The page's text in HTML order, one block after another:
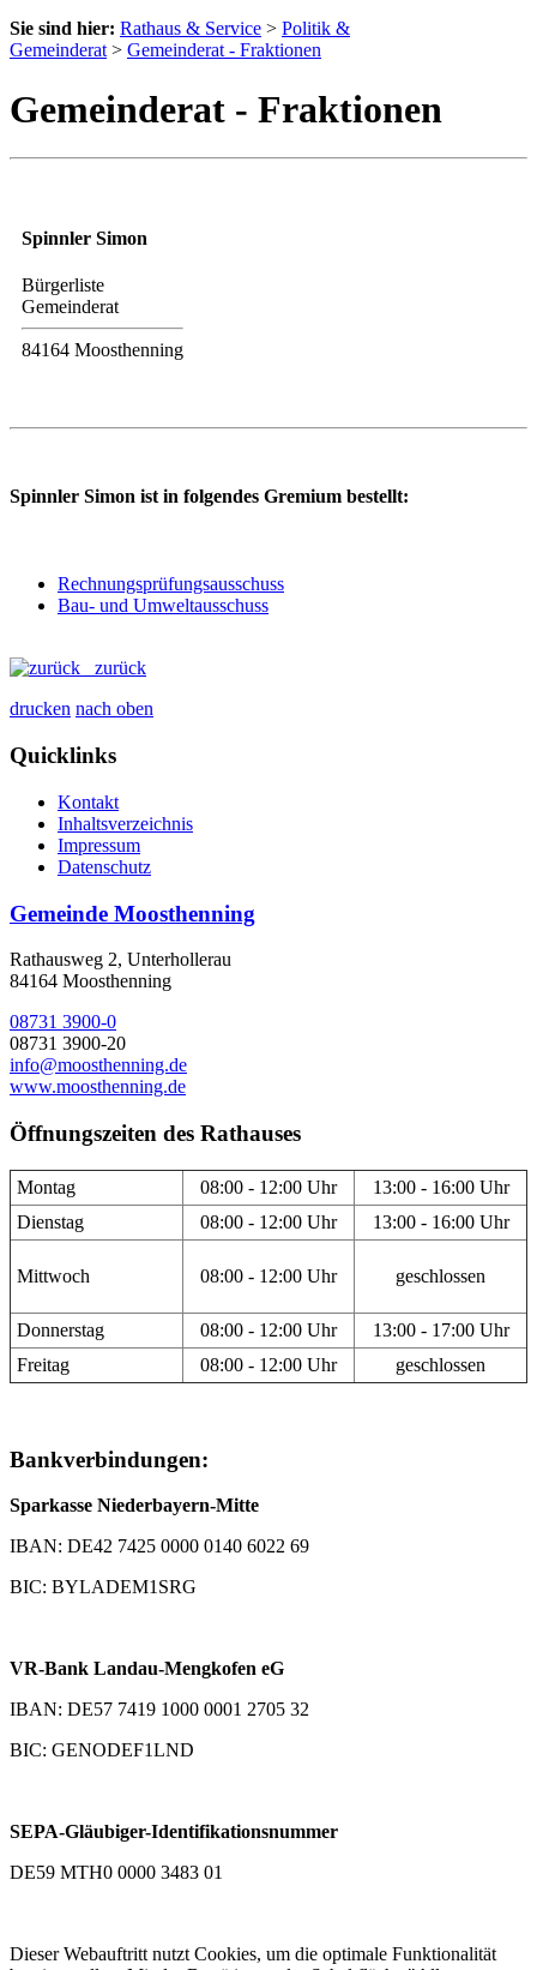
Sie sind hier: Rathaus & Service > Politik &
Gemeinderat > Gemeinderat - Fraktionen
Gemeinderat - Fraktionen
Spinnler Simon
Bürgerliste
Gemeinderat
84164 Moosthenning
Spinnler Simon ist in folgendes Gremium bestellt:
Rechnungsprüfungsausschuss
Bau- und Umweltausschuss
zurück
drucken nach oben
Quicklinks
Kontakt
Inhaltsverzeichnis
Impressum
Datenschutz
Gemeinde Moosthenning
Rathausweg 2, Unterhollerau
84164 Moosthenning
08731 3900-0
08731 3900-20
info@moosthenning.de
www.moosthenning.de
Öffnungszeiten des Rathauses
Montag 08:00 - 12:00 Uhr
13:00 - 16:00 Uhr
Dienstag
08:00 - 12:00 Uhr 13:00 - 16:00 Uhr
Mittwoch 08:00 - 12:00 Uhr geschlossen
Donnerstag 08:00 - 12:00 Uhr
13:00 - 17:00 Uhr
Freitag
08:00 - 12:00 Uhr geschlossen
Bankverbindungen:
Sparkasse Niederbayern-Mitte
IBAN: DE42 7425 0000 0140 6022 69
BIC: BYLADEM1SRG
VR-Bank Landau-Mengkofen eG
IBAN: DE57 7419 1000 0001 2705 32
BIC: GENODEF1LND
SEPA-Gläubiger-Identifikationsnummer
DE59 MTH0 0000 3483 01
Dieser Webauftritt nutzt Cookies, um die optimale Funktionalität